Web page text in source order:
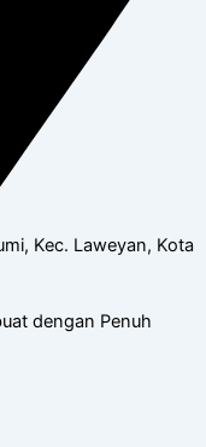
Kec. Laweyan, Kota
dengan Penuh